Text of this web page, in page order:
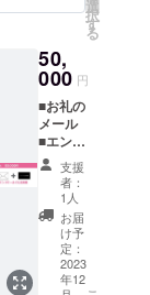
サイン
かは選
べませ
ん。
(注)DV
Dはサイ
ンを入
れる為
にシュ
リンク
を外し
ます。
(注)DV
D以外の
ケット
筆サイ
ン入り)
︎︎︎︎■B2サ
イズポ
スター
(非売品/
自筆サ
イン入
り) ︎︎︎︎■オ
リジナ
ル半袖T
シャツ
(非売品)
(注)お近
選
択
す
る
50,
000 円
■お礼の
メール
■エンド
ロール
に社名
掲載
（企
業・団
体さま
向け）
（注）
支援
者：
1人
お届
け予
定：
2023
年12